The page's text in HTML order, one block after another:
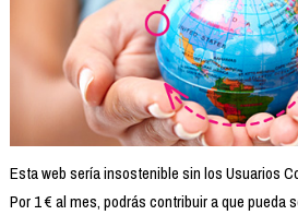
Esta web sería insostenible sin los Usuarios
Por 1 € al mes, podrás contribuir a que pueda